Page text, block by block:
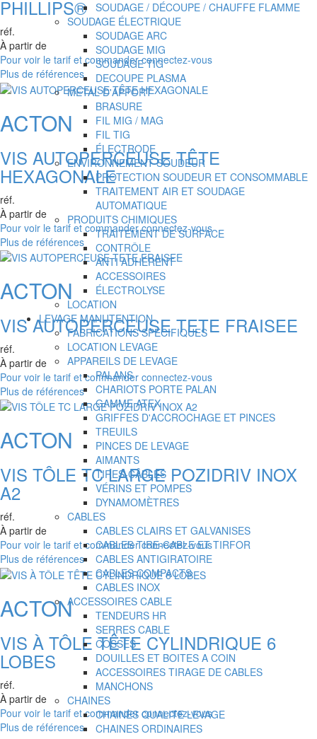
SOUDAGE / DÉCOUPE / CHAUFFE FLAMME
SOUDAGE ÉLECTRIQUE
SOUDAGE ARC
SOUDAGE MIG
SOUDAGE TIG
DECOUPE PLASMA
MÉTAL D'APPORT
BRASURE
FIL MIG / MAG
FIL TIG
ÉLECTRODE
ENVIRONNEMENT SOUDEUR
PROTECTION SOUDEUR ET CONSOMMABLE
TRAITEMENT AIR ET SOUDAGE
AUTOMATIQUE
PRODUITS CHIMIQUES
TRAITEMENT DE SURFACE
CONTRÔLE
ANTI ADHÉRENT
ACCESSOIRES
ÉLECTROLYSE
LOCATION
LEVAGE MANUTENTION
FABRICATIONS SPECIFIQUES
LOCATION LEVAGE
APPAREILS DE LEVAGE
PALANS
CHARIOTS PORTE PALAN
GAMME ATEX
GRIFFES D'ACCROCHAGE ET PINCES
TREUILS
PINCES DE LEVAGE
AIMANTS
TIRES-CÂBLES
VÉRINS ET POMPES
DYNAMOMÈTRES
CABLES
CABLES CLAIRS ET GALVANISES
CABLES TIRE-CABLE ET TIRFOR
CABLES ANTIGIRATOIRE
CABLES COMPACTS
CABLES INOX
ACCESSOIRES CABLE
TENDEURS HR
SERRES CABLE
COSSES
DOUILLES ET BOITES A COIN
ACCESSOIRES TIRAGE DE CABLES
MANCHONS
CHAINES
CHAINES QUALITE LEVAGE
CHAINES ORDINAIRES
PHILLIPS®
réf.
À partir de
Pour voir le tarif et commander connectez-vous
Plus de références
ACTON
VIS AUTOPERCEUSE TÊTE
HEXAGONALE
réf.
À partir de
Pour voir le tarif et commander connectez-vous
Plus de références
ACTON
VIS AUTOPERCEUSE TETE FRAISEE
réf.
À partir de
Pour voir le tarif et commander connectez-vous
Plus de références
ACTON
VIS TÔLE TC LARGE POZIDRIV INOX
A2
réf.
À partir de
Pour voir le tarif et commander connectez-vous
Plus de références
ACTON
VIS À TÔLE TÊTE CYLINDRIQUE 6
LOBES
réf.
À partir de
Pour voir le tarif et commander connectez-vous
Plus de références